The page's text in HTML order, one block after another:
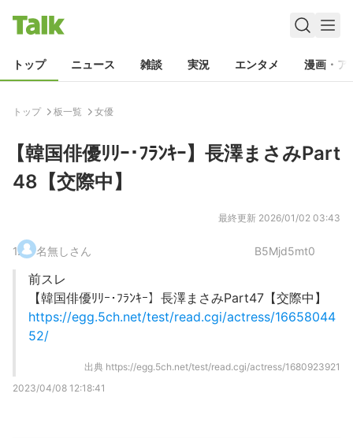
トップ ニュース 雑談 実況 エンタメ 漫画・ア
トップ 板一覧 女優
【韓国俳優ﾘﾘｰ･ﾌﾗﾝｷｰ】長澤まさみPart
48【交際中】
最終更新 2026/01/02 03:43
1. 名無しさん B5Mjd5mt0
前スレ
【韓国俳優ﾘﾘｰ･ﾌﾗﾝｷｰ】長澤まさみPart47【交際中】
https://egg.5ch.net/test/read.cgi/actress/16658044
52/
出典 https://egg.5ch.net/test/read.cgi/actress/1680923921
2023/04/08 12:18:41